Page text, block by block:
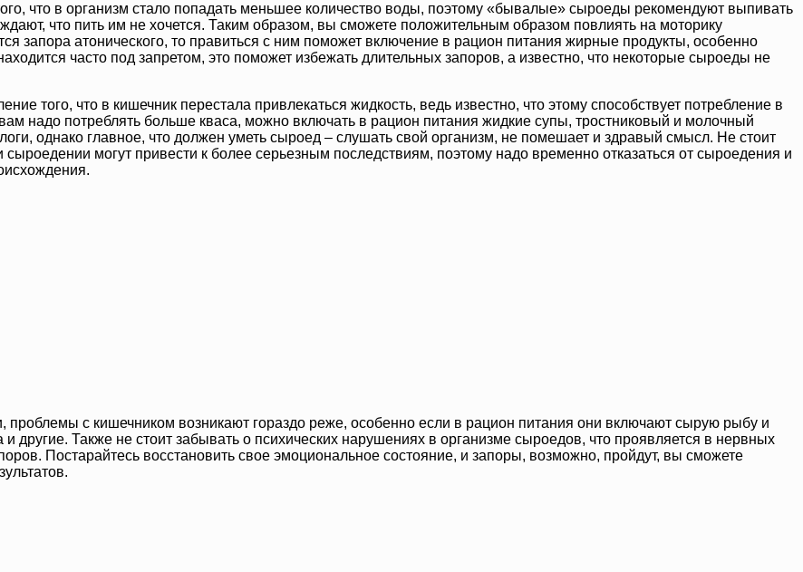
что в организм стало попадать меньшее количество воды, поэтому «бывалые» сыроеды рекомендуют выпивать
что пить им не хочется. Таким образом, вы сможете положительным образом повлиять на моторику
запора атонического, то правиться с ним поможет включение в рацион питания жирные продукты, особенно
часто под запретом, это поможет избежать длительных запоров, а известно, что некоторые сыроеды не
того, что в кишечник перестала привлекаться жидкость, ведь известно, что этому способствует потребление в
надо потреблять больше кваса, можно включать в рацион питания жидкие супы, тростниковый и молочный
однако главное, что должен уметь сыроед – слушать свой организм, не помешает и здравый смысл. Не стоит
могут привести к более серьезным последствиям, поэтому надо временно отказаться от сыроедения и
с кишечником возникают гораздо реже, особенно если в рацион питания они включают сырую рыбу и
другие. Также не стоит забывать о психических нарушениях в организме сыроедов, что проявляется в нервных
Постарайтесь восстановить свое эмоциональное состояние, и запоры, возможно, пройдут, вы сможете